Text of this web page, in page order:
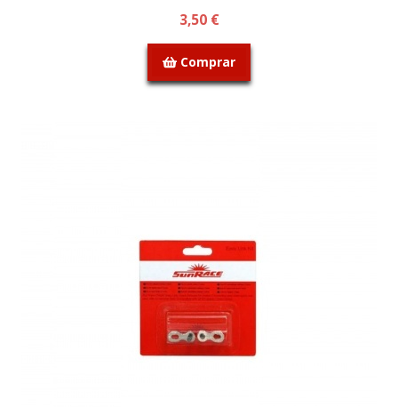
3,50 €
Comprar